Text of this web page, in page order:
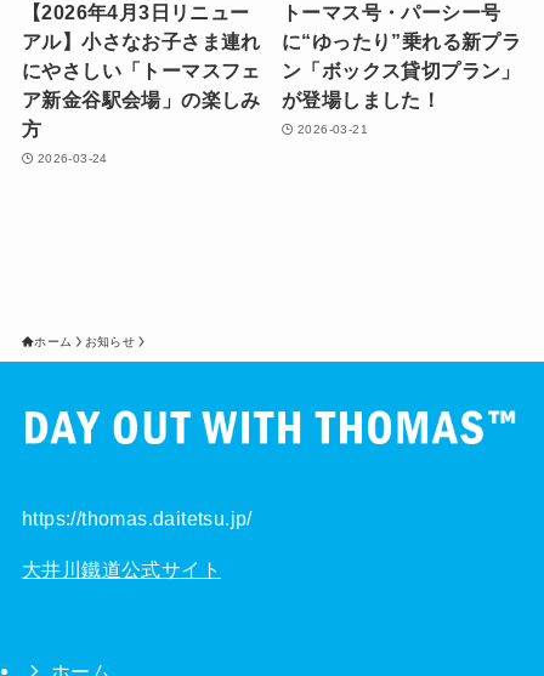
【2026年4月3日リニュー
アル】小さなお子さま連れ
にやさしい「トーマスフェ
ア新金谷駅会場」の楽しみ
方
2026-03-24
トーマス号・パーシー号
に“ゆったり”乗れる新プラ
ン「ボックス貸切プラン」
が登場しました！
2026-03-21
ホーム お知らせ
https://thomas.daitetsu.jp/
大井川鐵道公式サイト
ホーム